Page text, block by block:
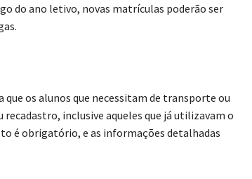
do ano letivo, novas matrículas poderão ser
que os alunos que necessitam de transporte ou
inclusive aqueles que já utilizavam o
é obrigatório, e as informações detalhadas